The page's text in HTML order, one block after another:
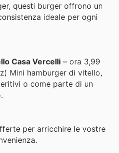
questi burger offrono un
ideale per ogni
Casa Vercelli – ora 3,99
Mini hamburger di vitello,
o come parte di un
per arricchire le vostre